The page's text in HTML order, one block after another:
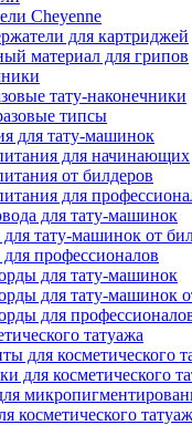
Cheyenne
для картриджей
материал для грипов
тату-наконечники
типсы
для тату-машинок
для начинающих
от билдеров
для
для тату-машинок
тату-машинок от
профессионалов
для тату-машинок
для тату-машинок
для
татуажа
для косметического
для косметического
косметического